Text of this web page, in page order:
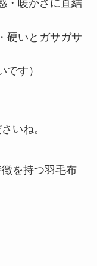
・暖かさに直結
硬いとガサガサ
す）
いね。
を持つ羽毛布